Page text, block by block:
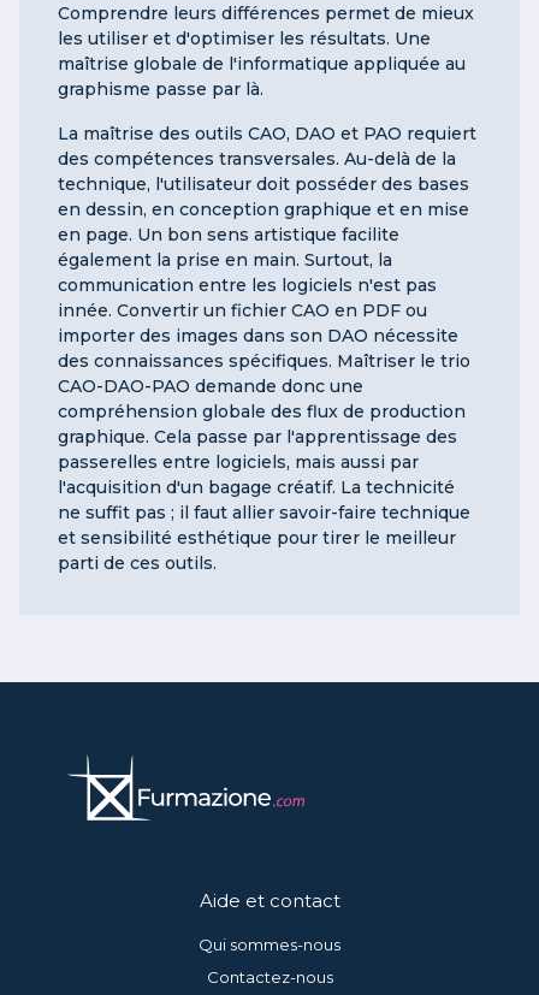
Comprendre leurs différences permet de mieux
les utiliser et d'optimiser les résultats. Une
maîtrise globale de l'informatique appliquée au
graphisme passe par là.
La maîtrise des outils CAO, DAO et PAO requiert
des compétences transversales. Au-delà de la
technique, l'utilisateur doit posséder des bases
en dessin, en conception graphique et en mise
en page. Un bon sens artistique facilite
également la prise en main. Surtout, la
communication entre les logiciels n'est pas
innée. Convertir un fichier CAO en PDF ou
importer des images dans son DAO nécessite
des connaissances spécifiques. Maîtriser le trio
CAO-DAO-PAO demande donc une
compréhension globale des flux de production
graphique. Cela passe par l'apprentissage des
passerelles entre logiciels, mais aussi par
l'acquisition d'un bagage créatif. La technicité
ne suffit pas ; il faut allier savoir-faire technique
et sensibilité esthétique pour tirer le meilleur
parti de ces outils.
Aide et contact
Qui sommes-nous
Contactez-nous